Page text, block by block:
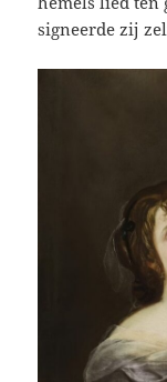
signeerde zij